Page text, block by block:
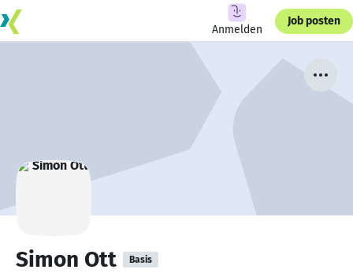
Anmelden
Job posten
Simon Ott Basis